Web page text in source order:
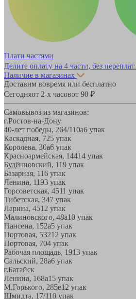
Плати частями
Делите оплату на 4 части, без переплат.
Наличие в магазинах
Доставим вовремя или бесплатно
Сегодняот 2-х часовот 90 ₽
Самовывоз из магазинов:
г.Ростов-на-Дону
40-лет победы, 264/110а6 упак
Каскадная, 725 упак
Королева, 30а6 упак
Красноармейская, 14414 упак
Будённовский, 119 упак
Базарная, 116 упак
Ленина, 1193 упак
Горсоветская, 4511 упак
Тибетская, 347 упак
Ларина, 4512 упак
Малиновского, 48а10 упак
Нансена, 152а5 упак
Портовая, 53212 упак
Портовая, 704 упак
Рабочая площадь, 1913 упак
Сальский, 28a6 упак
г.Батайск
Ленина, 168а15 упак
М.Горького, 285е12 упак
Шмидта, 17/110 упак